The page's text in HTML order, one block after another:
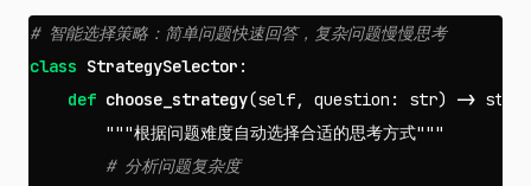
class StrategySelector :
def choose_strategy(self, question : str) -> str
"""根据问题难度自动选择合适的思考方式"""